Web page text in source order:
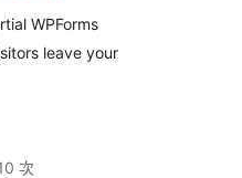
WPForms
leave your
次